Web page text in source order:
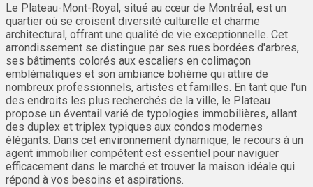
Le Plateau-Mont-Royal, situé au cœur de Montréal, est un
quartier où se croisent diversité culturelle et charme
architectural, offrant une qualité de vie exceptionnelle. Cet
arrondissement se distingue par ses rues bordées d'arbres,
ses bâtiments colorés aux escaliers en colimaçon
emblématiques et son ambiance bohème qui attire de
nombreux professionnels, artistes et familles. En tant que l'un
des endroits les plus recherchés de la ville, le Plateau
propose un éventail varié de typologies immobilières, allant
des duplex et triplex typiques aux condos modernes
élégants. Dans cet environnement dynamique, le recours à un
agent immobilier compétent est essentiel pour naviguer
efficacement dans le marché et trouver la maison idéale qui
répond à vos besoins et aspirations.